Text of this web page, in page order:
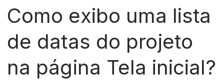
Como exibo uma lista
de datas do projeto
na página Tela inicial?